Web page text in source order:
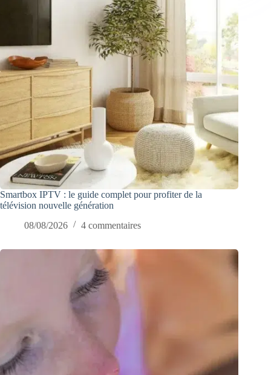
Smartbox IPTV : le guide complet pour profiter de la
télévision nouvelle génération
08/08/2026
4 commentaires